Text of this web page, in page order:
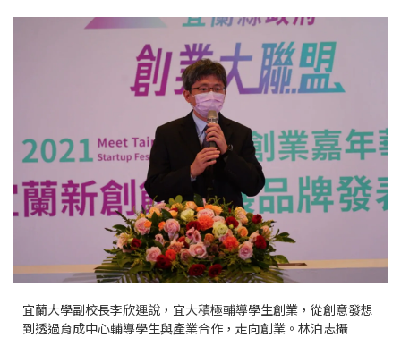
宜蘭大學副校長李欣運說，宜大積極輔導學生創業，從創意發想
到透過育成中心輔導學生與產業合作，走向創業。林泊志攝